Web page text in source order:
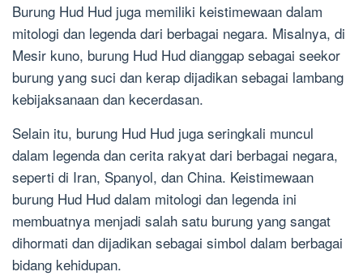
Burung Hud Hud juga memiliki keistimewaan dalam
mitologi dan legenda dari berbagai negara. Misalnya, di
Mesir kuno, burung Hud Hud dianggap sebagai seekor
burung yang suci dan kerap dijadikan sebagai lambang
kebijaksanaan dan kecerdasan.
Selain itu, burung Hud Hud juga seringkali muncul
dalam legenda dan cerita rakyat dari berbagai negara,
seperti di Iran, Spanyol, dan China. Keistimewaan
burung Hud Hud dalam mitologi dan legenda ini
membuatnya menjadi salah satu burung yang sangat
dihormati dan dijadikan sebagai simbol dalam berbagai
bidang kehidupan.